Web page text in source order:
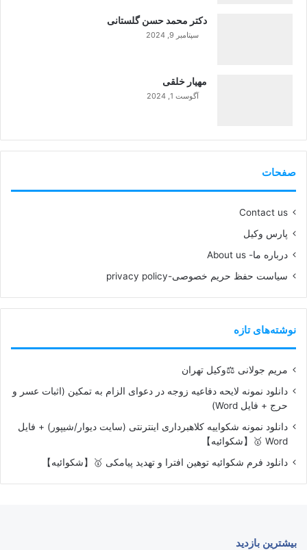
دکتر محمد حسن گلستانی
سپتامبر 9, 2024
مهیار خلقی
آگوست 1, 2024
صفحات
Contact us
پارس وکیل
درباره ما- About us
سیاست حفظ حریم خصوصی-privacy policy
نوشته‌های تازه
مریم جولانی ⚖️وکیل تهران
دانلود نمونه لایحه دفاعیه زوجه در دعوای الزام به تمکین (اثبات عسر و
حرج + فایل Word)
دانلود نمونه شکواییه کلاهبرداری اینترنتی (سایت دیوار/شیپور) + فایل
Word 🥇【شکوائیه】
دانلود فرم شکوائیه توهین افترا و تهدید پیامکی 🥇【شکوائیه】
بیشترین بازدید